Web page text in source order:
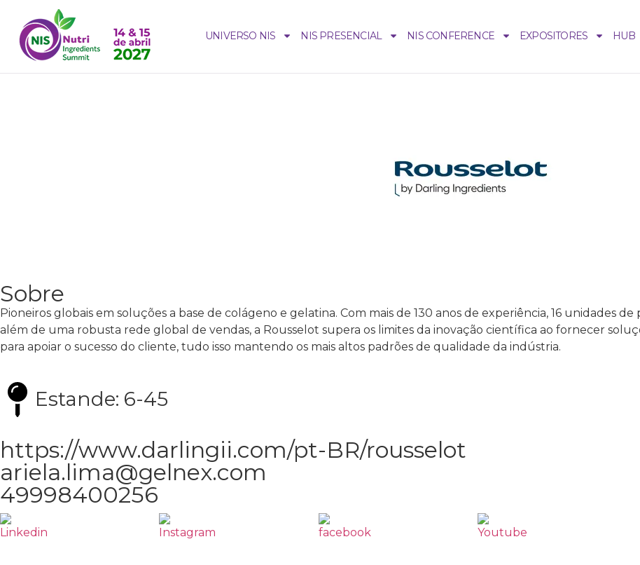
UNIVERSO NIS NIS PRESENCIAL NIS CONFERENCE EXPOSITORES HUB
Sobre
Pioneiros globais em soluções a base de colágeno e gelatina. Com mais de 130 anos de experiência, 16 unidades
além de uma robusta rede global de vendas, a Rousselot supera os limites da inovação científica ao fornecer
para apoiar o sucesso do cliente, tudo isso mantendo os mais altos padrões de qualidade da indústria.
Estande: 6-45
https://www.darlingii.com/pt-BR/rousselot
ariela.lima@gelnex.com
49998400256